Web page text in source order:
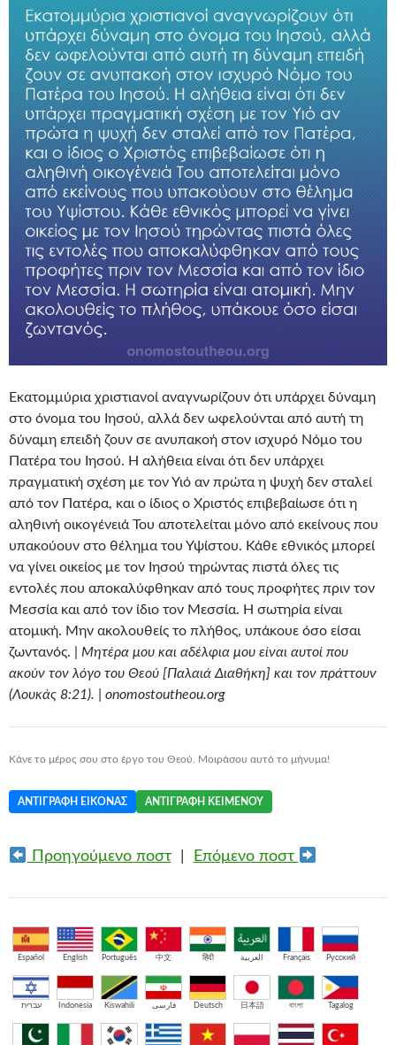
Εκατομμύρια χριστιανοί αναγνωρίζουν ότι υπάρχει δύναμη
στο όνομα του Ιησού, αλλά δεν ωφελούνται από αυτή τη
δύναμη επειδή ζουν σε ανυπακοή στον ισχυρό Νόμο του
Πατέρα του Ιησού. Η αλήθεια είναι ότι δεν υπάρχει
πραγματική σχέση με τον Υιό αν πρώτα η ψυχή δεν σταλεί
από τον Πατέρα, και ο ίδιος ο Χριστός επιβεβαίωσε ότι η
αληθινή οικογένειά Του αποτελείται μόνο από εκείνους που
υπακούουν στο θέλημα του Υψίστου. Κάθε εθνικός μπορεί
να γίνει οικείος με τον Ιησού τηρώντας πιστά όλες τις
εντολές που αποκαλύφθηκαν από τους προφήτες πριν τον
Μεσσία και από τον ίδιο τον Μεσσία. Η σωτηρία είναι
ατομική. Μην ακολουθείς το πλήθος, υπάκουε όσο είσαι
ζωντανός. | Μητέρα μου και αδέλφια μου είναι αυτοί που
ακούν τον λόγο του Θεού [Παλαιά Διαθήκη] και τον πράττουν
(Λουκάς 8:21). | onomostoutheou.org
Κάνε το μέρος σου στο έργο του Θεού. Μοιράσου αυτό το μήνυμα!
ΑΝΤΙΓΡΑΦΉ ΕΙΚΌΝΑΣ ΑΝΤΙΓΡΑΦΉ ΚΕΙΜΈΝΟΥ
Προηγούμενο ποστ| Επόμενο ποστ
Español English Português 中文 हिंदी العربية Français Русский
עברית Indonesia Kiswahili فارسی Deutsch 日本語 বাংলা Tagalog